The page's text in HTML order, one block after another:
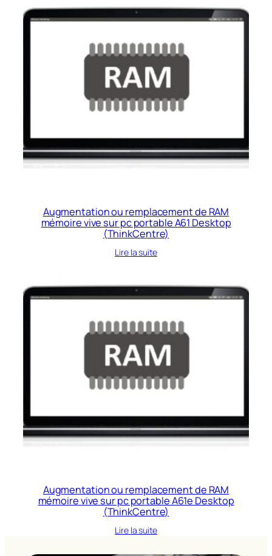
Augmentation ou remplacement de RAM
mémoire vive sur pc portable A61 Desktop
(ThinkCentre)
Lire la suite
Augmentation ou remplacement de RAM
mémoire vive sur pc portable A61e Desktop
(ThinkCentre)
Lire la suite